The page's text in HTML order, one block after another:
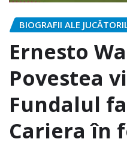
BIOGRAFII ALE
Ernesto
Povestea
Fundalul
Cariera în